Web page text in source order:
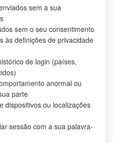
sem a sua
sem o seu consentimento
às definições de privacidade
de login (países,
anormal ou
parte
dispositivos ou localizações
sessão com a sua palavra-